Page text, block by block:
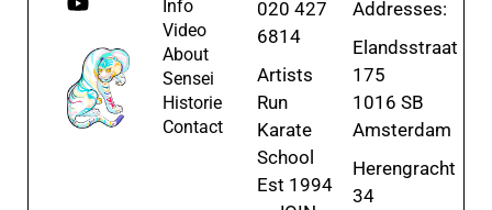
Info
Video
About
Sensei
Historie
Contact
020 427
6814
Artists
Run
Karate
School
Est 1994
Addresses:
Elandsstraat
175
1016 SB
Amsterdam
Herengracht
34